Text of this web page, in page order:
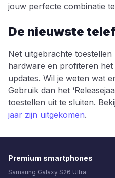
jouw perfecte combinatie
De nieuwste
Net uitgebrachte
hardware en profiteren
updates. Wil je weten wat
Gebruik dan het
toestellen uit te sluiten.
jaar zijn uitgekomen.
Premium smartphones
Samsung Galaxy S26 Ultra